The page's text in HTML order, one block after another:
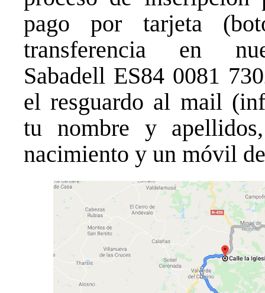
pago por tarjeta
transferencia en
Sabadell ES84 0081
el resguardo al mail
tu nombre y
nacimiento y un móvil